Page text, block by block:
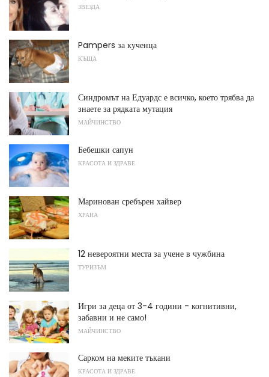
ЗВЕЗДА
Pampers за кученца
КЪЩА
Синдромът на Едуардс е всичко, което трябва да
знаете за рядката мутация
МАЙЧИНСТВО
Бебешки сапун
КРАСОТА И ЗДРАВЕ
Маринован сребърен хайвер
ХРАНА
12 невероятни места за учене в чужбина
ТУРИЗЪМ
Игри за деца от 3-4 години - когнитивни,
забавни и не само!
МАЙЧИНСТВО
Сарком на меките тъкани
КРАСОТА И ЗДРАВЕ